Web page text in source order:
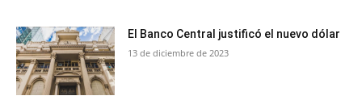
El Banco Central justificó el nuevo dólar
13 de diciembre de 2023